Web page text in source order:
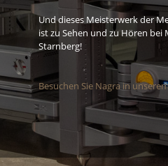
Und dieses Meisterwerk der
ist zu Sehen und zu Hören bei
Starnberg!
Besuchen Sie Nagra in